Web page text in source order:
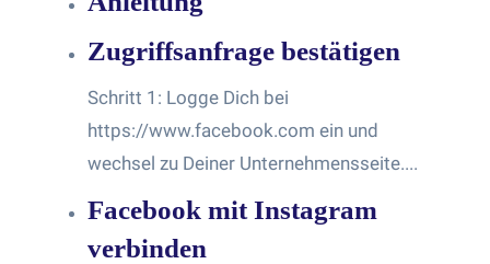
Zugriffsanfrage bestätigen
Schritt 1: Logge Dich bei
https://www.facebook.com ein und
wechsel zu Deiner Unternehmensseite....
Facebook mit Instagram
verbinden